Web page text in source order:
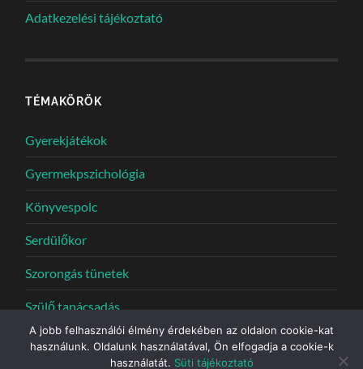
Adatkezelési tájékoztató
TÉMAKÖRÖK
Gyerekjátékok
Gyermekpszichológia
Könyvespolc
Serdülőkor
Szorongás tünetek
Szülő tanácsadás
A jobb felhasználói élmény érdekében az oldalon cookie-kat
használunk. Oldalunk használatával, Ön elfogadja a cookie-k
használatát. Süti tájékoztató